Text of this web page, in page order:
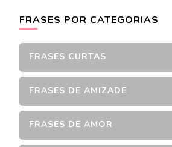
FRASES POR CATEGORIAS
FRASES CURTAS
FRASES DE AMIZADE
FRASES DE AMOR